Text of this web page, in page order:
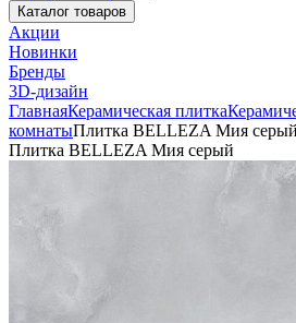
Каталог товаров
Акции
Новинки
Бренды
3D-дизайн
ГлавнаяКерамическая плитка
комнатыПлитка BELLEZA Мия серый
Плитка BELLEZA Мия серый